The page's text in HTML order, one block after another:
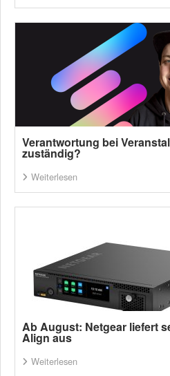
Verantwortung bei
zuständig?
Weiterlesen
Ab August: Netgear liefert
Align aus
Weiterlesen